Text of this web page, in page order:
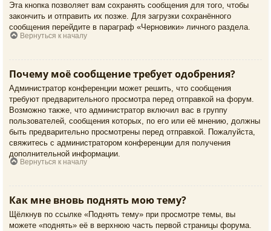
Эта кнопка позволяет вам сохранять сообщения для того, чтобы
закончить и отправить их позже. Для загрузки сохранённого
сообщения перейдите в параграф «Черновики» личного раздела.
Вернуться к началу
Почему моё сообщение требует одобрения?
Администратор конференции может решить, что сообщения
требуют предварительного просмотра перед отправкой на форум.
Возможно также, что администратор включил вас в группу
пользователей, сообщения которых, по его или её мнению, должны
быть предварительно просмотрены перед отправкой. Пожалуйста,
свяжитесь с администратором конференции для получения
дополнительной информации.
Вернуться к началу
Как мне вновь поднять мою тему?
Щёлкнув по ссылке «Поднять тему» при просмотре темы, вы
можете «поднять» её в верхнюю часть первой страницы форума.